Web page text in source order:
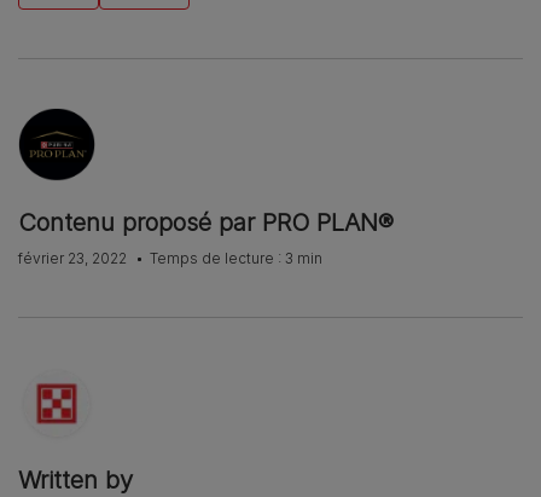
Contenu proposé par PRO PLAN®
février 23, 2022 Temps de lecture : 3 min
Written by